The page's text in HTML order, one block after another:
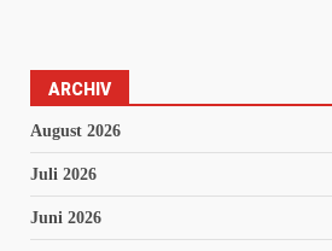
ARCHIV
August 2026
Juli 2026
Juni 2026